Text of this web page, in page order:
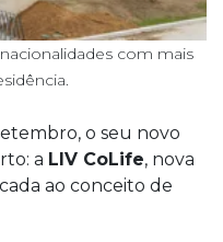
com mais
o seu novo
a LIV CoLife, nova
ao conceito de